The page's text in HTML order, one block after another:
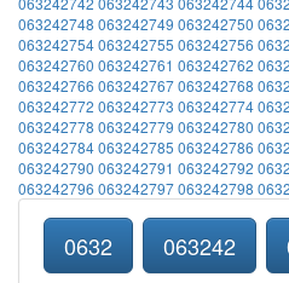
063242748 063242749 063242750
063242754063242755 063242756
063242760 063242761 063242762
063242766 063242767063242768
063242772 063242773 063242774
063242778 063242779 063242780
063242784063242785 063242786
063242790 063242791 063242792
063242796 063242797063242798
0632 063242